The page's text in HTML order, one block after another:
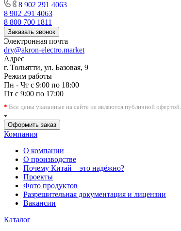
8 902 291 4063
8 902 291 4063
8 800 700 1811
Заказать звонок
Электронная почта
dry@akron-electro.market
Адрес
г. Тольятти, ул. Базовая, 9
Режим работы
Пн - Чт с 9:00 по 18:00
Пт с 9:00 по 17:00
* Все цены указанные на сайте не являются публичной офертой.
Оформить заказ
Компания
О компании
О производстве
Почему Китай – это надёжно?
Проекты
Фото продуктов
Разрешительная документация и лицензии
Вакансии
Каталог